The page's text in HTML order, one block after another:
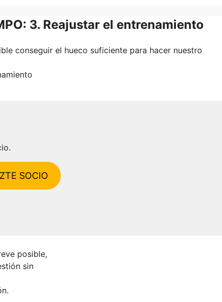
3. Reajustar el entrenamiento
conseguir el hueco suficiente para hacer nuestro
SOCIO
posible,
sin